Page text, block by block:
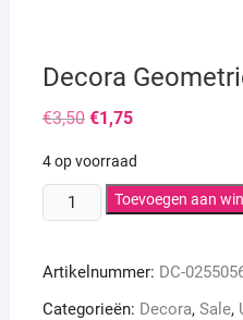
Decora
€3,50 Oorspronkelijke
prijs
€3,50.
€1,75Huidige
€1,75.
4 op voorraad
Decora
Geometric
cutter
aantal
Toevoegen aan
Artikelnummer: DC-
Categorieën: Decora, Sale,